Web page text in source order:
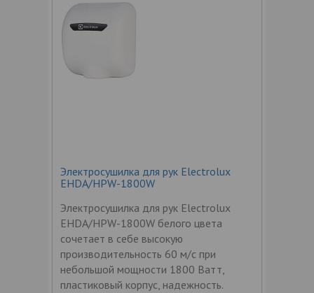
Электросушилка для рук Electrolux
EHDA/HPW-1800W
Электросушилка для рук Electrolux
EHDA/HPW-1800W белого цвета
сочетает в себе высокую
производительность 60 м/с при
небольшой мощности 1800 Ватт,
пластиковый корпус, надежность.